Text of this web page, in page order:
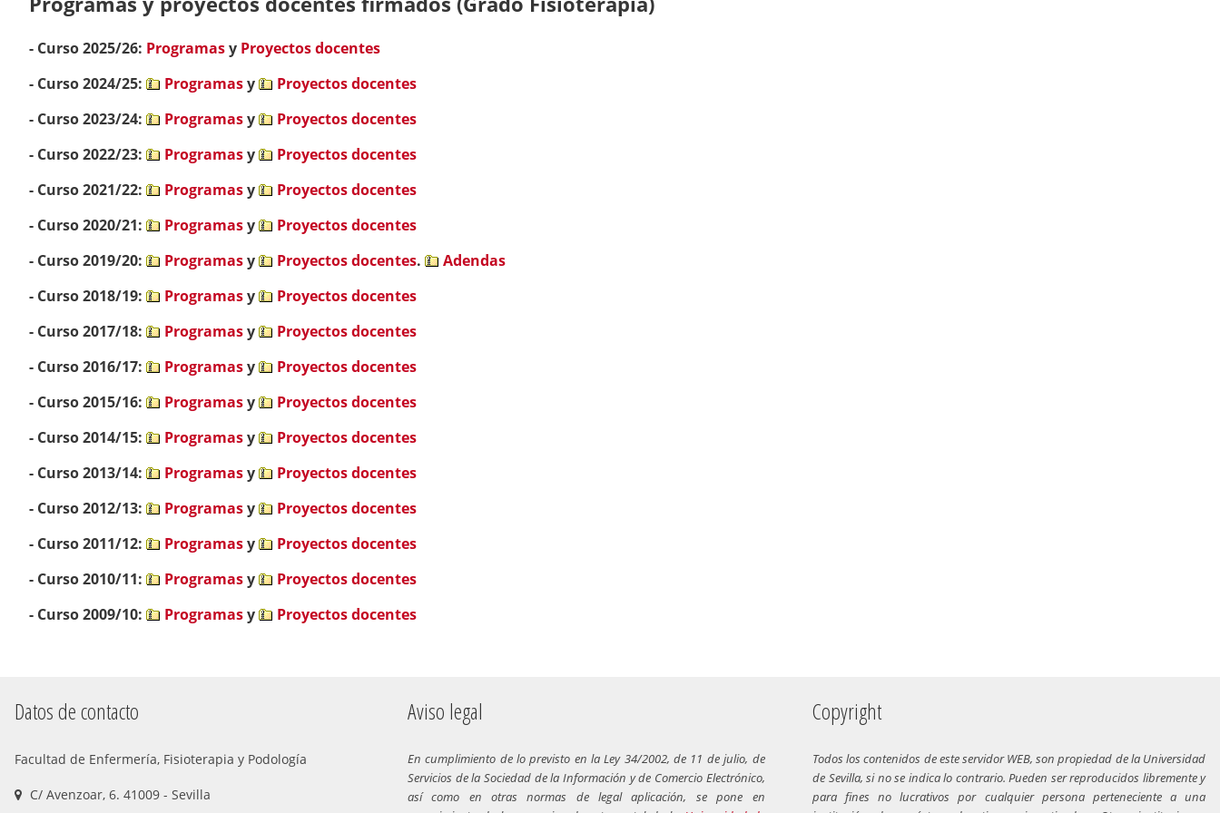
- Curso 2025/26: Programasy Proyectos docentes
- Curso 2024/25:
Programasy
Proyectos docentes
- Curso 2023/24:
Programasy
Proyectos docentes
- Curso 2022/23:
Programasy
Proyectos docentes
- Curso 2021/22:
Programasy
Proyectos docentes
- Curso 2020/21:
Programasy
Proyectos docentes
- Curso 2019/20:
Programasy Proyectos docentes.
Adendas
- Curso 2018/19:
Programasy
Proyectos docentes
- Curso 2017/18:
Programasy
Proyectos docentes
- Curso 2016/17:
Programasy
Proyectos docentes
- Curso 2015/16:
Programasy
Proyectos docentes
- Curso 2014/15:
Programasy
Proyectos docentes
- Curso 2013/14:
Programasy
Proyectos docentes
- Curso 2012/13:
Programasy
Proyectos docentes
- Curso 2011/12:
Programasy
Proyectos docentes
- Curso 2010/11:
Programasy
Proyectos docentes
- Curso 2009/10:
Programasy Proyectos docentes
Datos de contacto
Facultad de Enfermería, Fisioterapia y Podología
C/ Avenzoar, 6. 41009 - Sevilla
Aviso legal
En cumplimiento de lo previsto en la Ley 34/2002, de 11 de julio, de
Servicios de la Sociedad de la Información y de Comercio Electrónico,
así como en otras normas de legal aplicación, se pone en
Copyright
Todos los contenidos de este servidor WEB, son propiedad de la Universidad
de Sevilla, si no se indica lo contrario. Pueden ser reproducidos libremente y
para fines no lucrativos por cualquier persona perteneciente a una